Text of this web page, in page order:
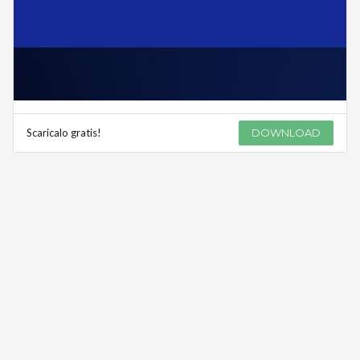
Scaricalo gratis! DOWNLOAD